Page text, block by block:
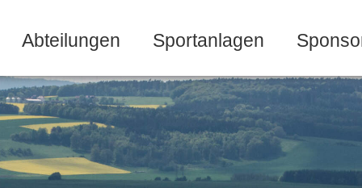
Abteilungen Sportanlagen